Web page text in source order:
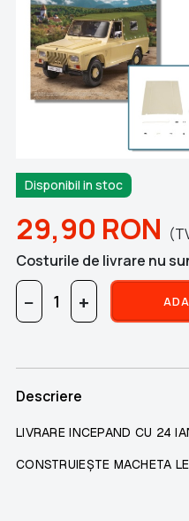
Disponibil in stoc
29,90 RON
Costurile de livrare nu
− +
Descriere
LIVRARE INCEPAND CU 24
CONSTRUIEȘTE MACHETA